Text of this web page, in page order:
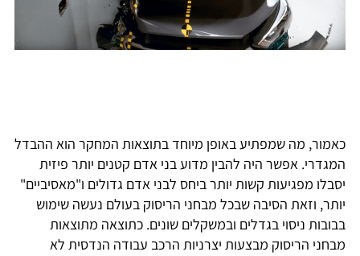
כאמור, מה שמפתיע באופן מיוחד בתוצאות המחקר הוא ההבדל
המגדרי. אפשר היה להבין מדוע בני אדם קטנים יותר פיזית
יסבלו מפגיעות קשות יותר ביחס לבני אדם גדולים ו"מאסיביים"
יותר, וזאת הסיבה שבכל מבחני הריסוק בעולם נעשה שימוש
בבובות ניסוי בגדלים ובמשקלים שונים. כתוצאה מתוצאות
מבחני הריסוק מבצעות יצרניות הרכב עבודה הנדסית לא